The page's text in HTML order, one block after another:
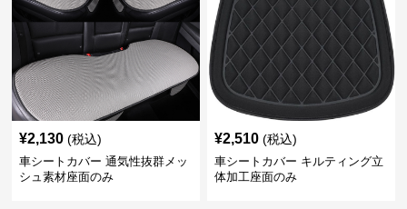
¥2,130 (税込)
車シートカバー 通気性抜群メッ
シュ素材座面のみ
¥2,510 (税込)
車シートカバー キルティング立
体加工座面のみ